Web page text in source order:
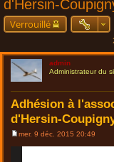
d'Hersin-
Verrouillé
admin
Administrateur du
Adhésion à
d'Hersin-
e
mer. 9 déc. 2015 20:49